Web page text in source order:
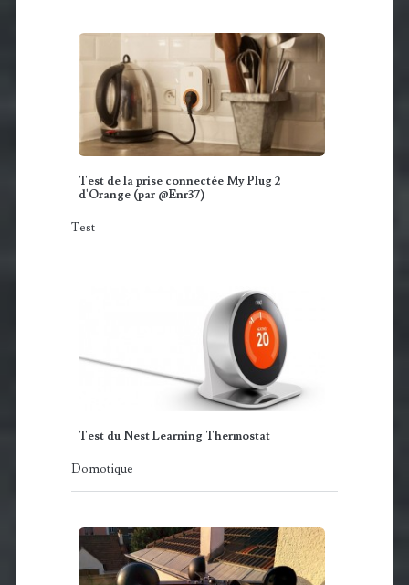
Test de la prise connectée My Plug 2
d'Orange (par @Enr37)
Test
Test du Nest Learning Thermostat
Domotique